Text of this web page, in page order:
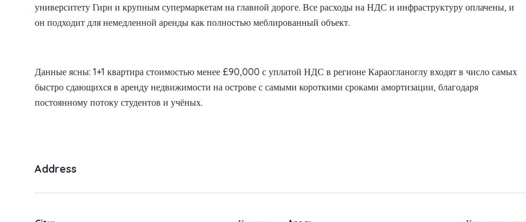
университету Гирн и крупным супермаркетам на главной дороге. Все расходы на НДС и инфраструктуру оплачены, и
он подходит для немедленной аренды как полностью меблированный объект.
Данные ясны: 1+1 квартира стоимостью менее £90,000 с уплатой НДС в регионе Караогланоглу входят в число самых
быстро сдающихся в аренду недвижимости на острове с самыми короткими сроками амортизации, благодаря
постоянному потоку студентов и учёных.
Address